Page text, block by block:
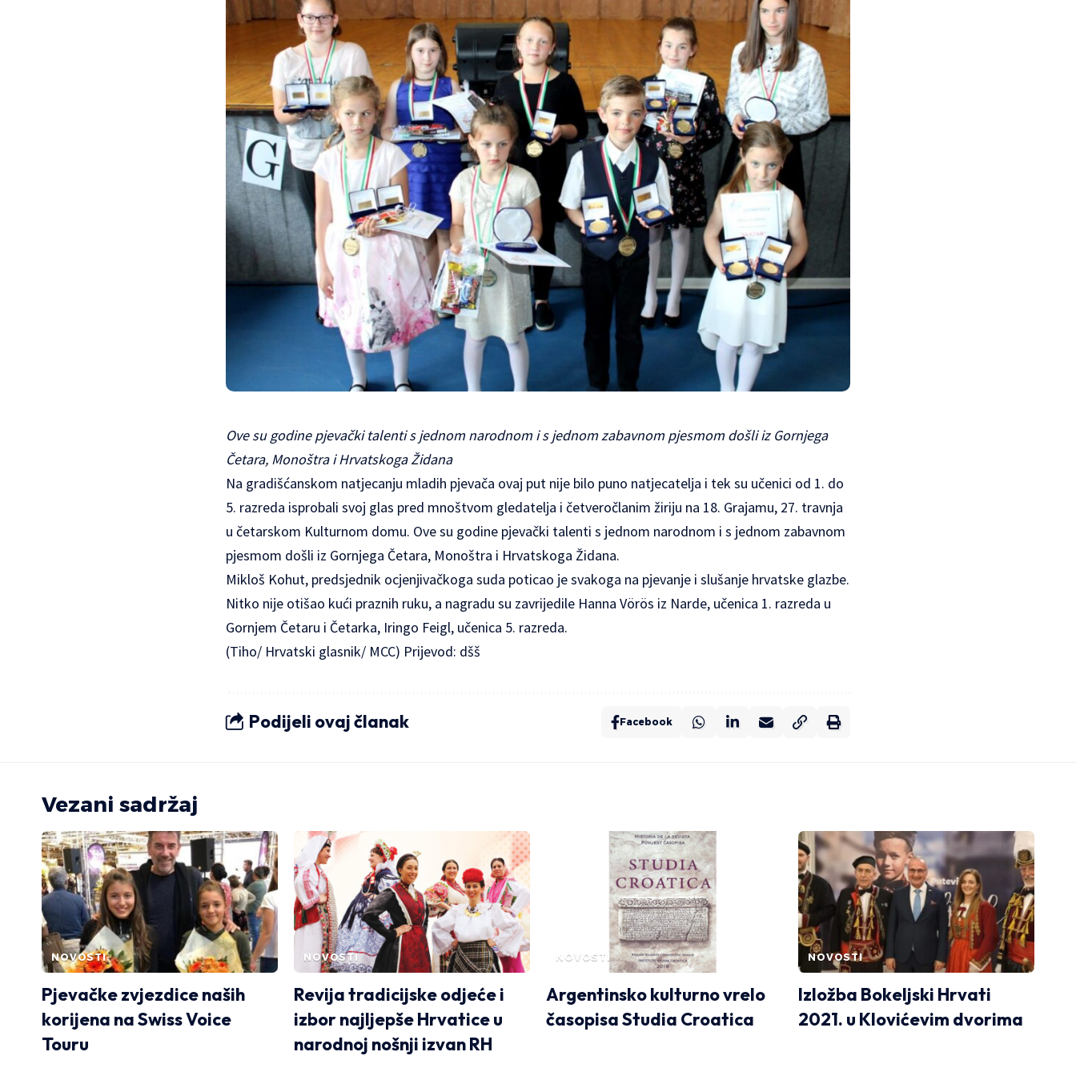
Ove su godine pjevački talenti s jednom narodnom i s jednom zabavnom pjesmom došli iz Gornjega
Četara, Monoštra i Hrvatskoga Židana
Na gradišćanskom natjecanju mladih pjevača ovaj put nije bilo puno natjecatelja i tek su učenici od 1. do
5. razreda isprobali svoj glas pred mnoštvom gledatelja i četveročlanim žiriju na 18. Grajamu, 27. travnja
u četarskom Kulturnom domu. Ove su godine pjevački talenti s jednom narodnom i s jednom zabavnom
pjesmom došli iz Gornjega Četara, Monoštra i Hrvatskoga Židana.
Mikloš Kohut, predsjednik ocjenjivačkoga suda poticao je svakoga na pjevanje i slušanje hrvatske glazbe.
Nitko nije otišao kući praznih ruku, a nagradu su zavrijedile Hanna Vörös iz Narde, učenica 1. razreda u
Gornjem Četaru i Četarka, Iringo Feigl, učenica 5. razreda.
(Tiho/ Hrvatski glasnik/ MCC) Prijevod: dšš
Podijeli ovaj članak Facebook
Vezani sadržaj
NOVOSTI
Pjevačke zvjezdice naših
korijena na Swiss Voice
Touru
NOVOSTI
Revija tradicijske odjeće i
izbor najljepše Hrvatice u
narodnoj nošnji izvan RH
NOVOSTI
Argentinsko kulturno vrelo
časopisa Studia Croatica
NOVOSTI
Izložba Bokeljski Hrvati
2021. u Klovićevim dvorima